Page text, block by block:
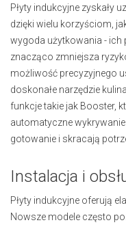
Płyty indukcyjne zyskały
dzięki wielu korzyściom,
wygoda użytkowania - ich
znacząco zmniejsza
możliwość precyzyjnego
doskonałe narzędzie
funkcje takie jak Booster,
automatyczne
gotowanie i skracają
Instalacja i
Płyty indukcyjne oferują
Nowsze modele często